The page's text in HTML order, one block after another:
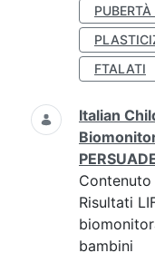
FTALATI
Italian
Contenuto
Risultati
bambini